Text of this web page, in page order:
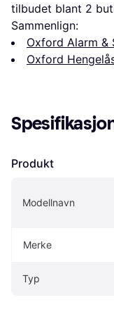
tilbudet blant 2
Sammenlign:
Oxford Alarm &
Oxford
Produkt
Modellnavn
Merke
Typ